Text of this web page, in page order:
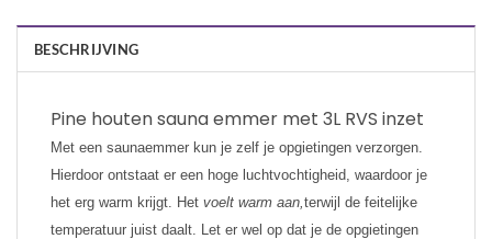
BESCHRIJVING
Pine houten sauna emmer met 3L RVS inzet
Met een saunaemmer kun je zelf je opgietingen verzorgen.
Hierdoor ontstaat er een hoge luchtvochtigheid, waardoor je
het erg warm krijgt. Het voelt warm aan, terwijl de feitelijke
temperatuur juist daalt. Let er wel op dat je de opgietingen